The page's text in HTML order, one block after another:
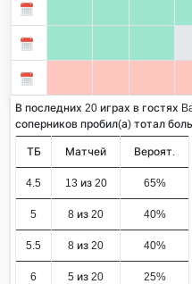
В последних 20 играх в гостях
соперников пробил(а) тотал
ТБ Матчей Вероят.
4.5 13 из 20 65%
5 8 из 20 40%
5.5 8 из 20 40%
6 5 из 20 25%